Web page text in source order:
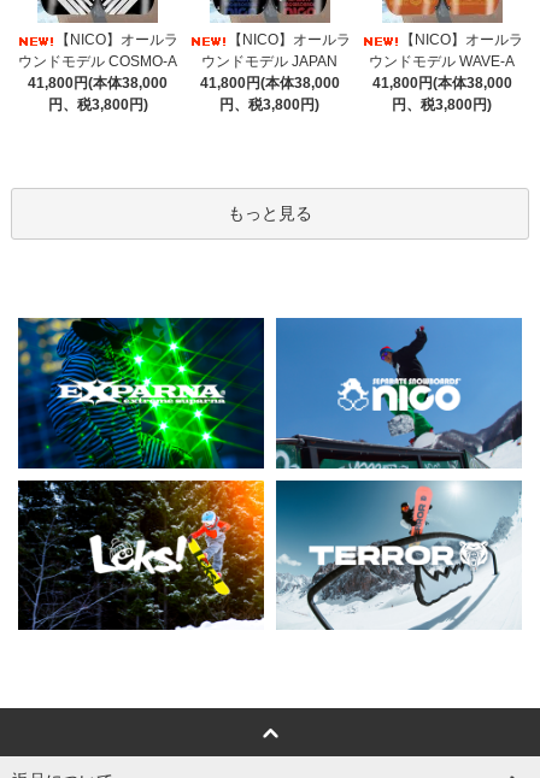
【NICO】オールラ
ウンドモデル COSMO-A
41,800円(本体38,000
円、税3,800円)
【NICO】オールラ
ウンドモデル JAPAN
41,800円(本体38,000
円、税3,800円)
【NICO】オールラ
ウンドモデル WAVE-A
41,800円(本体38,000
円、税3,800円)
もっと見る